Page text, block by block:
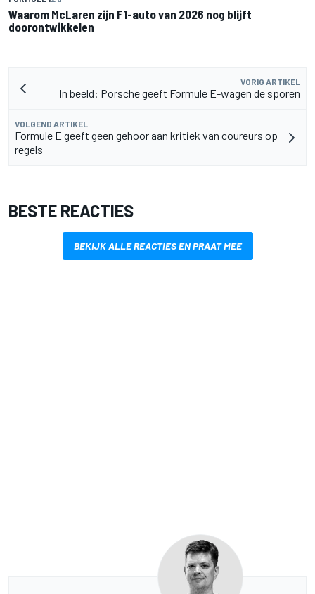
Waarom McLaren zijn F1-auto van 2026 nog blijft
doorontwikkelen
VORIG ARTIKEL
In beeld: Porsche geeft Formule E-wagen de sporen
VOLGEND ARTIKEL
Formule E geeft geen gehoor aan kritiek van coureurs op
regels
BESTE REACTIES
BEKIJK ALLE REACTIES EN PRAAT MEE